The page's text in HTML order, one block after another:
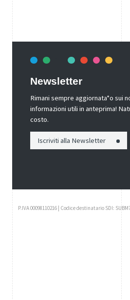
Newsletter
Rimani sempre aggiornata*o sui
informazioni utili in anteprima!
costo.
Iscriviti alla Newsletter
P.IVA 00098110216 | Codice destinatario SDI: